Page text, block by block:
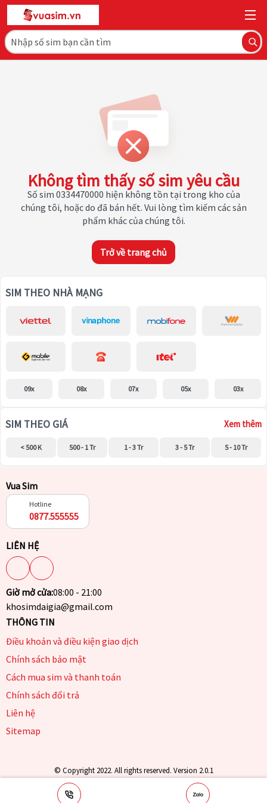
Không tìm thấy số sim yêu cầu
Số sim 0334470000 hiện không tồn tại trong kho của
chúng tôi, hoặc do đã bán hết. Vui lòng tìm kiếm các sản
phẩm khác của chúng tôi.
Trở về trang chủ
SIM THEO NHÀ MẠNG
09x 08x 07x 05x 03x
SIM THEO GIÁ Xem thêm
< 500 K 500 - 1 Tr 1 - 3 Tr 3 - 5 Tr 5 - 10 Tr
Vua Sim
Hotline
0877.555555
LIÊN HỆ
Giờ mở cửa:08:00 - 21:00
khosimdaigia@gmail.com
THÔNG TIN
Điều khoản và điều kiện giao dịch
Chính sách bảo mật
Cách mua sim và thanh toán
Chính sách đổi trả
Liên hệ
Sitemap
© Copyright 2022. All rights reserved. Version 2.0.1